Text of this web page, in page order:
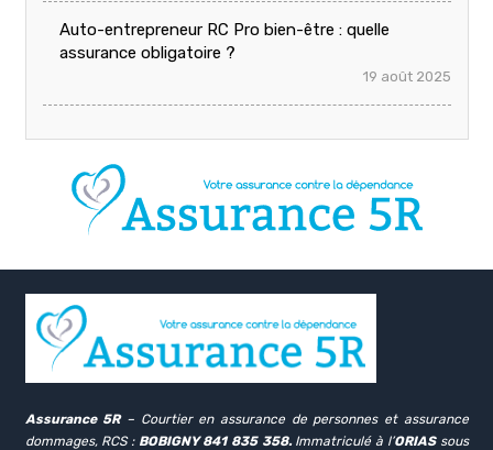
Auto-entrepreneur RC Pro bien-être : quelle
assurance obligatoire ?
19 août 2025
Assurance 5R – Courtier en assurance de personnes et assurance
dommages, RCS : BOBIGNY 841 835 358. Immatriculé à l’ORIASsous